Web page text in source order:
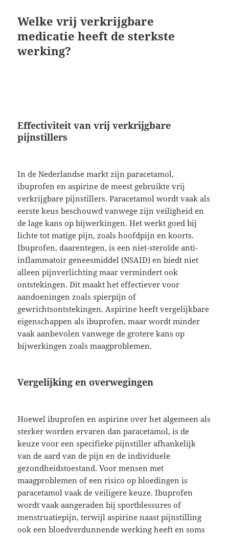
Welke vrij verkrijgbare
medicatie heeft de sterkste
werking?
Effectiviteit van vrij verkrijgbare
pijnstillers
In de Nederlandse markt zijn paracetamol,
ibuprofen en aspirine de meest gebruikte vrij
verkrijgbare pijnstillers. Paracetamol wordt vaak als
eerste keus beschouwd vanwege zijn veiligheid en
de lage kans op bijwerkingen. Het werkt goed bij
lichte tot matige pijn, zoals hoofdpijn en koorts.
Ibuprofen, daarentegen, is een niet-steroïde anti-
inflammatoir geneesmiddel (NSAID) en biedt niet
alleen pijnverlichting maar vermindert ook
ontstekingen. Dit maakt het effectiever voor
aandoeningen zoals spierpijn of
gewrichtsontstekingen. Aspirine heeft vergelijkbare
eigenschappen als ibuprofen, maar wordt minder
vaak aanbevolen vanwege de grotere kans op
bijwerkingen zoals maagproblemen.
Vergelijking en overwegingen
Hoewel ibuprofen en aspirine over het algemeen als
sterker worden ervaren dan paracetamol, is de
keuze voor een specifieke pijnstiller afhankelijk
van de aard van de pijn en de individuele
gezondheidstoestand. Voor mensen met
maagproblemen of een risico op bloedingen is
paracetamol vaak de veiligere keuze. Ibuprofen
wordt vaak aangeraden bij sportblessures of
menstruatiepijn, terwijl aspirine naast pijnstilling
ook een bloedverdunnende werking heeft en soms